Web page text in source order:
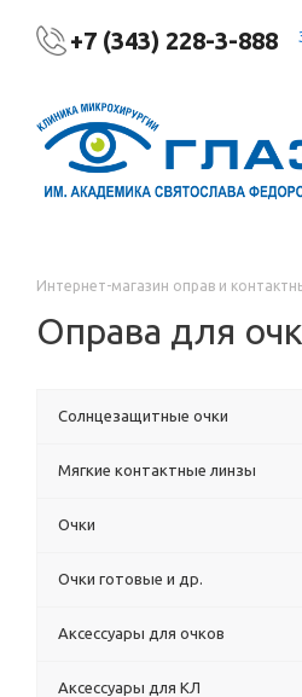
+7 (343) 228-3-888
Интернет-магазин оправ и
Оправа для
Солнцезащитные очки
Мягкие контактные линзы
Очки
Очки готовые и др.
Аксессуары для очков
Аксессуары для КЛ